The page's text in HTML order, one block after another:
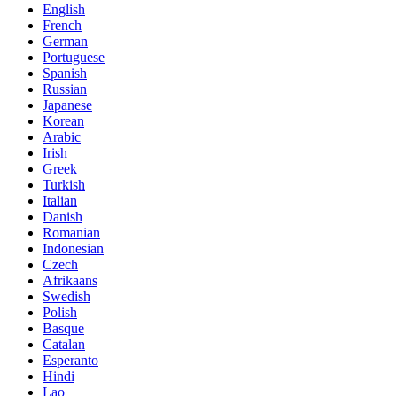
English
French
German
Portuguese
Spanish
Russian
Japanese
Korean
Arabic
Irish
Greek
Turkish
Italian
Danish
Romanian
Indonesian
Czech
Afrikaans
Swedish
Polish
Basque
Catalan
Esperanto
Hindi
Lao